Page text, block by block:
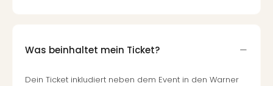
Was beinhaltet mein Ticket?
Dein Ticket inkludiert neben dem Event in den Warner